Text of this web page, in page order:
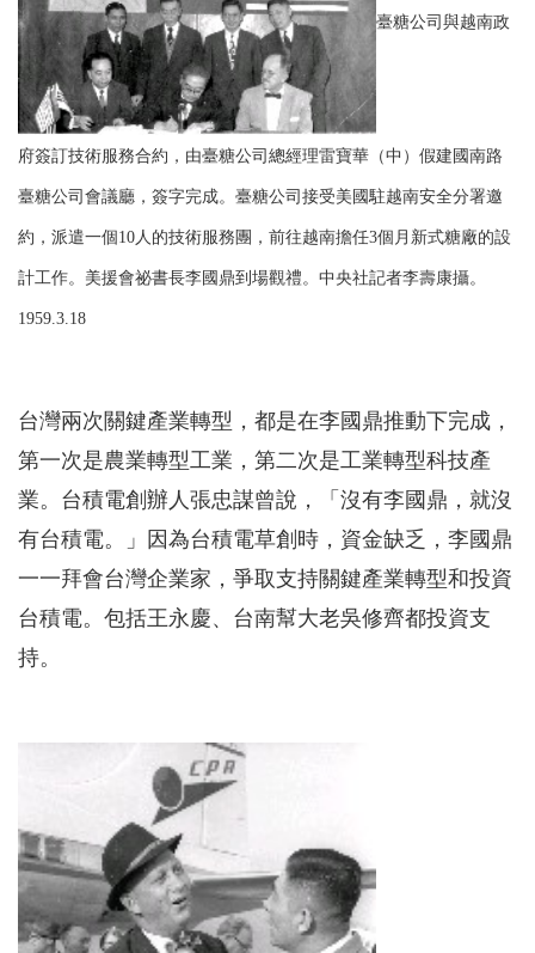
臺糖公司與越南政
府簽訂技術服務合約，由臺糖公司總經理雷寶華（中）假建國南路
臺糖公司會議廳，簽字完成。臺糖公司接受美國駐越南安全分署邀
約，派遣一個10人的技術服務團，前往越南擔任3個月新式糖廠的設
計工作。美援會祕書長李國鼎到場觀禮。中央社記者李壽康攝。
1959.3.18
台灣兩次關鍵產業轉型，都是在李國鼎推動下完成，
第一次是農業轉型工業，第二次是工業轉型科技產
業。台積電創辦人張忠謀曾說，「沒有李國鼎，就沒
有台積電。」因為台積電草創時，資金缺乏，李國鼎
一一拜會台灣企業家，爭取支持關鍵產業轉型和投資
台積電。包括王永慶、台南幫大老吳修齊都投資支
持。